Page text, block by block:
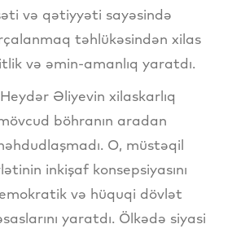
və qətiyyəti sayəsində
təhlükəsindən xilas
və əmin-amanlıq yaratdı.
Əliyevin xilaskarlıq
böhranın aradan
O, müstəqil
inkişaf konsepsiyasını
və hüquqi dövlət
yaratdı. Ölkədə siyasi